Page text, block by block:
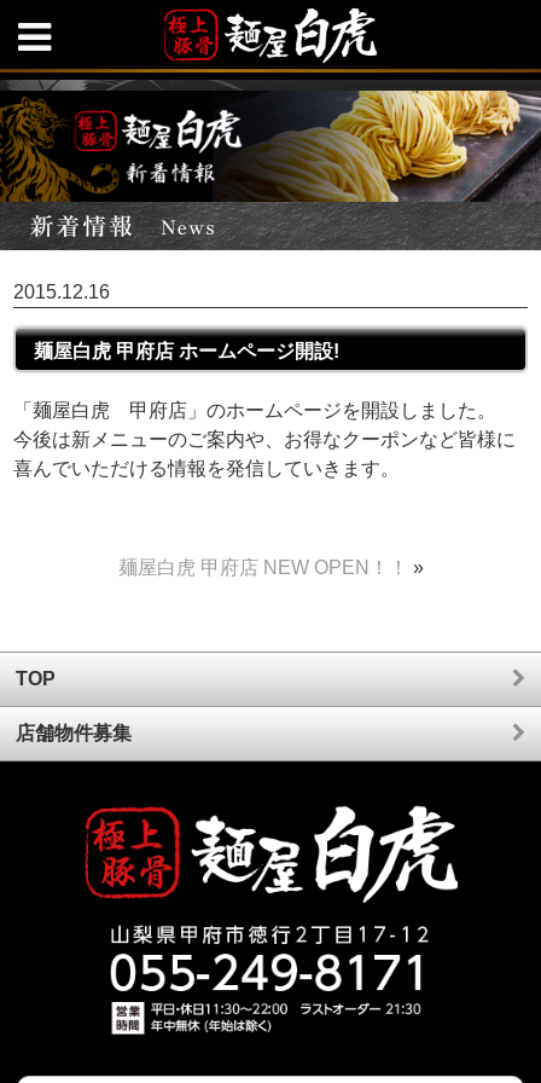
2015.12.16
麺屋白虎 甲府店 ホームページ開設!
「麺屋白虎 甲府店」のホームページを開設しました。
今後は新メニューのご案内や、お得なクーポンなど皆様に
喜んでいただける情報を発信していきます。
麺屋白虎 甲府店 NEW OPEN！！ »
TOP
店舗物件募集